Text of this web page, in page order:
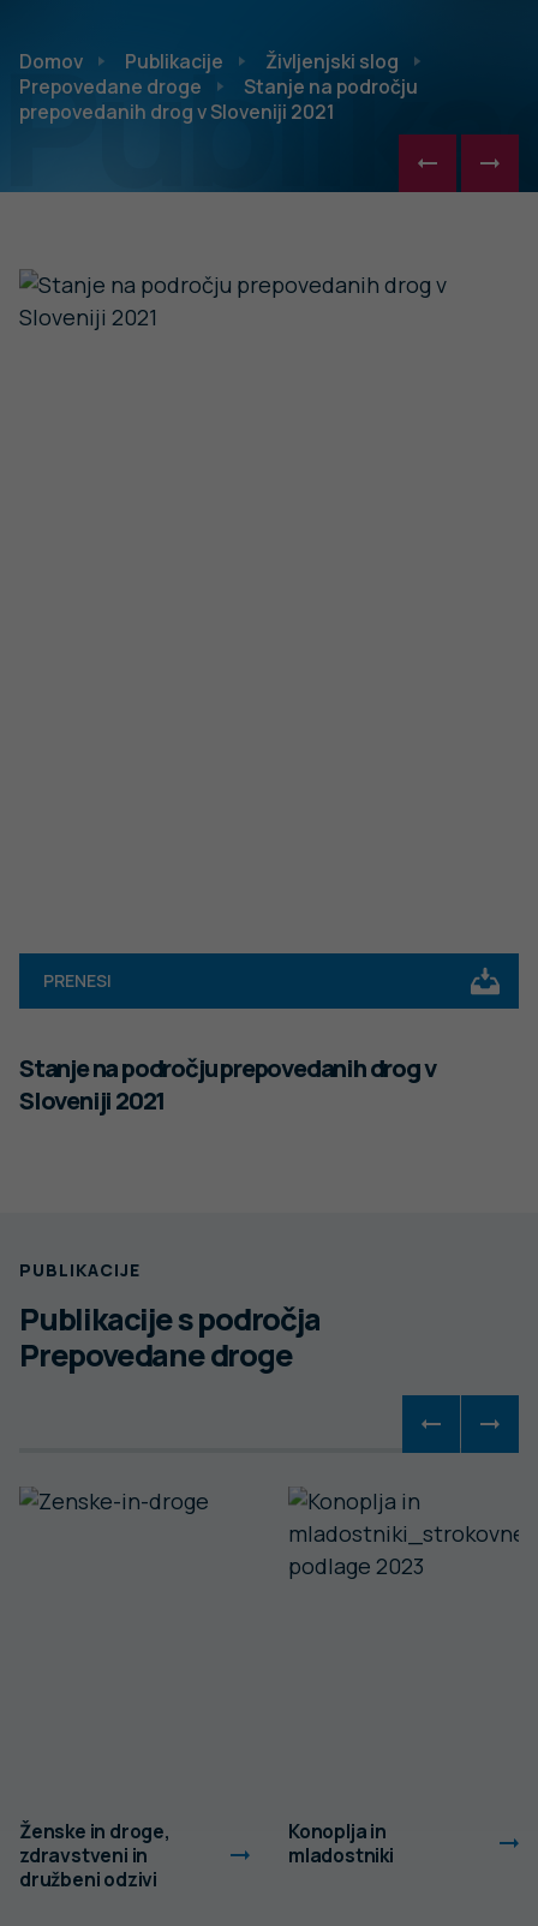
Domov Publikacije
Življenjski slog
Prepovedane droge
Stanje na področju
prepovedanih drog v Sloveniji 2021
PRENESI
Stanje na področju prepovedanih drog v
Sloveniji 2021
PUBLIKACIJE
Publikacije s področja
Prepovedane droge
Ženske in droge,
zdravstveni in
družbeni odzivi
Konoplja in
mladostniki